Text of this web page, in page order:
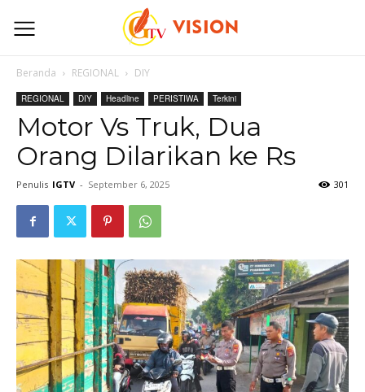
Beranda REGIONAL DIY
REGIONAL DIY Headline PERISTIWA Terkini
Motor Vs Truk, Dua
Orang Dilarikan ke Rs
Penulis IGTV - September 6, 2025 301